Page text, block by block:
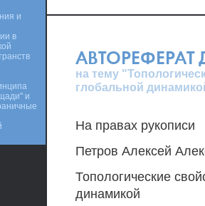
АВТОРЕФЕРАТ
на тему
глобальной
На правах рукописи
Петров Алексей
Топологические
динамикой
и
в
и